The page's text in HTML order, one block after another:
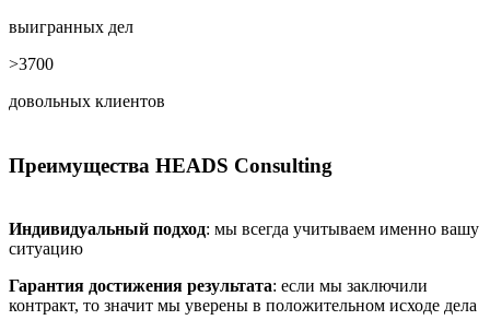
выигранных дел
>3700
довольных клиентов
Преимущества HEADS Consulting
Индивидуальный подход: мы всегда учитываем именно вашу
ситуацию
Гарантия достижения результата: если мы заключили
контракт, то значит мы уверены в положительном исходе дела